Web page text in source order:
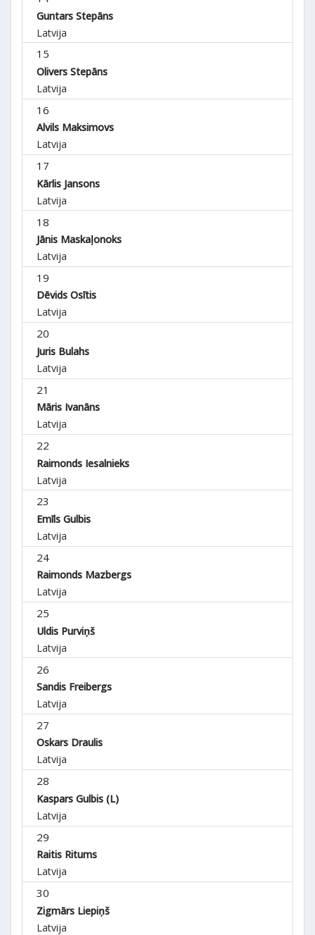
Guntars Stepāns
Latvija
15
Olivers Stepāns
Latvija
16
Alvils Maksimovs
Latvija
17
Kārlis Jansons
Latvija
18
Jānis Maskaļonoks
Latvija
19
Dēvids Osītis
Latvija
20
Juris Bulahs
Latvija
21
Māris Ivanāns
Latvija
22
Raimonds Iesalnieks
Latvija
23
Emīls Gulbis
Latvija
24
Raimonds Mazbergs
Latvija
25
Uldis Purviņš
Latvija
26
Sandis Freibergs
Latvija
27
Oskars Draulis
Latvija
28
Kaspars Gulbis (L)
Latvija
29
Raitis Ritums
Latvija
30
Zigmārs Liepiņš
Latvija